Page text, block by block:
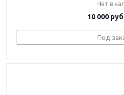
Нет в
10 000
Под